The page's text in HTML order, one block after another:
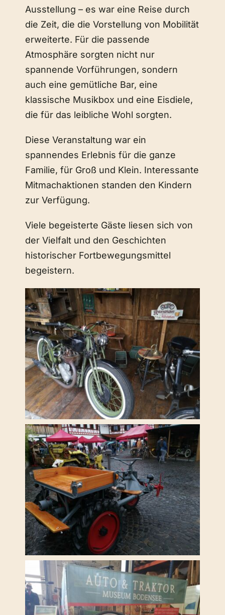
Ausstellung – es war eine Reise durch
die Zeit, die die Vorstellung von Mobilität
erweiterte. Für die passende
Atmosphäre sorgten nicht nur
spannende Vorführungen, sondern
auch eine gemütliche Bar, eine
klassische Musikbox und eine Eisdiele,
die für das leibliche Wohl sorgten.
Diese Veranstaltung war ein
spannendes Erlebnis für die ganze
Familie, für Groß und Klein. Interessante
Mitmachaktionen standen den Kindern
zur Verfügung.
Viele begeisterte Gäste liesen sich von
der Vielfalt und den Geschichten
historischer Fortbewegungsmittel
begeistern.